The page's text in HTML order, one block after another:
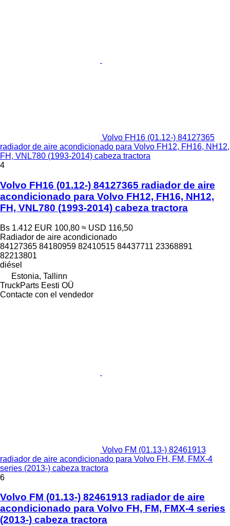
Volvo FH16 (01.12-) 84127365
radiador de aire acondicionado para Volvo FH12, FH16, NH12,
FH, VNL780 (1993-2014) cabeza tractora
4
Volvo FH16 (01.12-) 84127365 radiador de aire
acondicionado para Volvo FH12, FH16, NH12,
FH, VNL780 (1993-2014) cabeza tractora
Bs 1.412 EUR 100,80 ≈ USD 116,50
Radiador de aire acondicionado
84127365 84180959 82410515 84437711 23368891
82213801
diésel
Estonia, Tallinn
TruckParts Eesti OÜ
Contacte con el vendedor
Volvo FM (01.13-) 82461913
radiador de aire acondicionado para Volvo FH, FM, FMX-4
series (2013-) cabeza tractora
6
Volvo FM (01.13-) 82461913 radiador de aire
acondicionado para Volvo FH, FM, FMX-4 series
(2013-) cabeza tractora